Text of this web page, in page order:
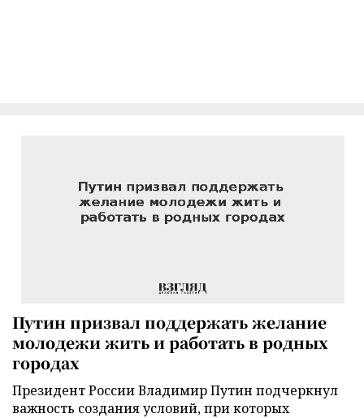
Путин призвал поддержать желание
молодежи жить и работать в родных
городах
Президент России Владимир Путин подчеркнул
важность создания условий, при которых